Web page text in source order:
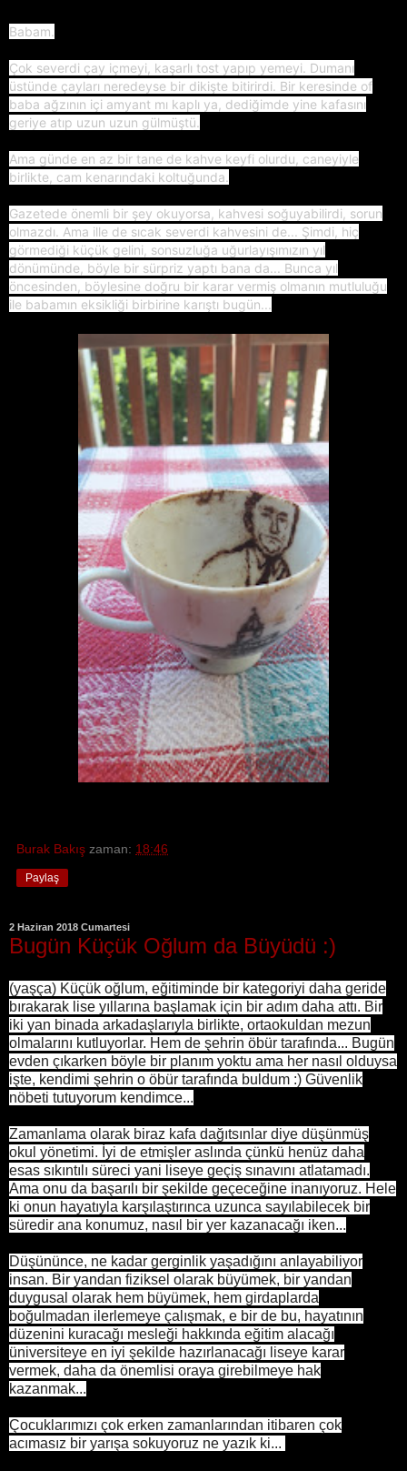
Babam.
Çok severdi çay içmeyi, kaşarlı tost yapıp yemeyi. Dumanı
üstünde çayları neredeyse bir dikişte bitirirdi. Bir keresinde of
baba ağzının içi amyant mı kaplı ya, dediğimde yine kafasını
geriye atıp uzun uzun gülmüştü.
Ama günde en az bir tane de kahve keyfi olurdu, caneyiyle
birlikte, cam kenarındaki koltuğunda.
Gazetede önemli bir şey okuyorsa, kahvesi soğuyabilirdi, sorun
olmazdı. Ama ille de sıcak severdi kahvesini de... Şimdi, hiç
görmediği küçük gelini, sonsuzluğa uğurlayışımızın yıl
dönümünde, böyle bir sürpriz yaptı bana da... Bunca yıl
öncesinden, böylesine doğru bir karar vermiş olmanın mutluluğu
ile babamın eksikliği birbirine karıştı bugün...
Burak Bakış zaman: 18:46
Paylaş
2 Haziran 2018 Cumartesi
Bugün Küçük Oğlum da Büyüdü :)
(yaşça) Küçük oğlum, eğitiminde bir kategoriyi daha geride
bırakarak lise yıllarına başlamak için bir adım daha attı. Bir
iki yan binada arkadaşlarıyla birlikte, ortaokuldan mezun
olmalarını kutluyorlar. Hem de şehrin öbür tarafında... Bugün
evden çıkarken böyle bir planım yoktu ama her nasıl olduysa
işte, kendimi şehrin o öbür tarafında buldum :) Güvenlik
nöbeti tutuyorum kendimce...
Zamanlama olarak biraz kafa dağıtsınlar diye düşünmüş
okul yönetimi. İyi de etmişler aslında çünkü henüz daha
esas sıkıntılı süreci yani liseye geçiş sınavını atlatamadı.
Ama onu da başarılı bir şekilde geçeceğine inanıyoruz. Hele
ki onun hayatıyla karşılaştırınca uzunca sayılabilecek bir
süredir ana konumuz, nasıl bir yer kazanacağı iken...
Düşününce, ne kadar gerginlik yaşadığını anlayabiliyor
insan. Bir yandan fiziksel olarak büyümek, bir yandan
duygusal olarak hem büyümek, hem girdaplarda
boğulmadan ilerlemeye çalışmak, e bir de bu, hayatının
düzenini kuracağı mesleği hakkında eğitim alacağı
üniversiteye en iyi şekilde hazırlanacağı liseye karar
vermek, daha da önemlisi oraya girebilmeye hak
kazanmak...
Çocuklarımızı çok erken zamanlarından itibaren çok
acımasız bir yarışa sokuyoruz ne yazık ki...